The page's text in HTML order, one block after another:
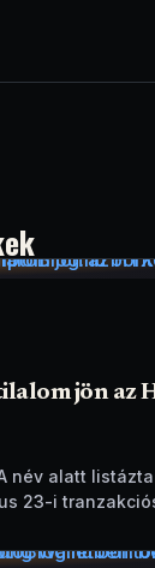
jön az
név alatt
23-i